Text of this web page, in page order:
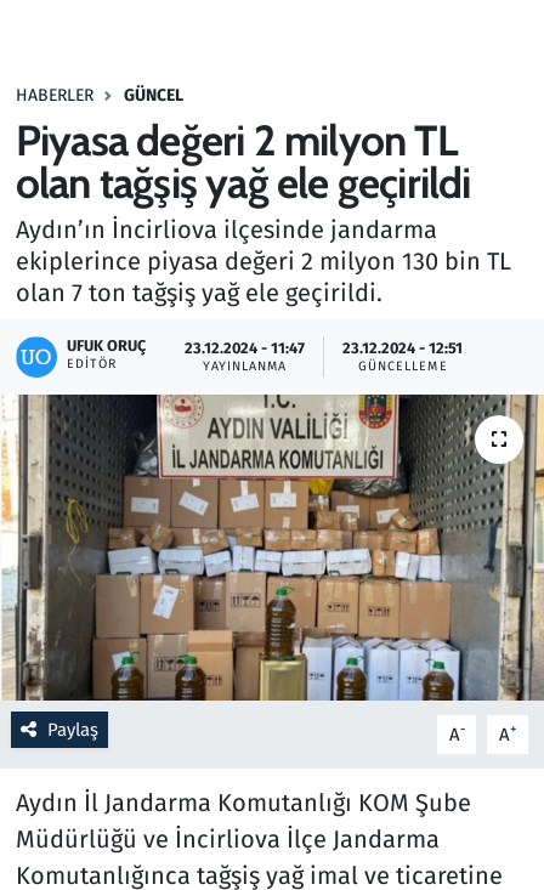
HABERLER GÜNCEL
Piyasa değeri 2 milyon TL
olan tağşiş yağ ele geçirildi
Aydın’ın İncirliova ilçesinde jandarma
ekiplerince piyasa değeri 2 milyon 130 bin TL
olan 7 ton tağşiş yağ ele geçirildi.
UFUK ORUÇ
EDITÖR
23.12.2024 - 11:47
YAYINLANMA
23.12.2024 - 12:51
GÜNCELLEME
Paylaş A- A+
Aydın İl Jandarma Komutanlığı KOM Şube
Müdürlüğü ve İncirliova İlçe Jandarma
Komutanlığınca tağşiş yağ imal ve ticaretine
Haber
Kültür Sanat
Kurumsal Haberler
Lezzet Durağı
Memur ve Kamu
Otomobil
Oyun
Ramazan
Resmi İlanlar
Rüya Tabirleri
Sağlık
Savunma Sanayi
Seçim 2023